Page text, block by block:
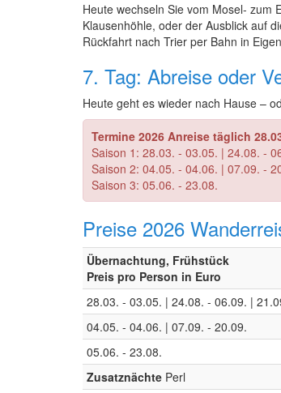
Heute wechseln Sie vom Mosel- zum
Klausenhöhle, oder der Ausblick auf
Rückfahrt nach Trier per Bahn in
7. Tag: Abreise oder
Heute geht es wieder nach Hause –
Termine 2026 Anreise täglich
Saison 1: 28.03. - 03.05. | 24.08. -
Saison 2: 04.05. - 04.06. | 07.09. -
Saison 3: 05.06. - 23.08.
Preise 2026
Übernachtung, Frühstück
Preis pro Person in Euro
28.03. - 03.05. | 24.08. - 06.09. |
04.05. - 04.06. | 07.09. - 20.09.
05.06. - 23.08.
Zusatznächte Perl